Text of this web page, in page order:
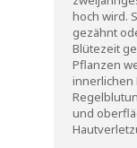
hoch wird.
gezähnt
Blütezeit
Pflanzen
innerlichen
und